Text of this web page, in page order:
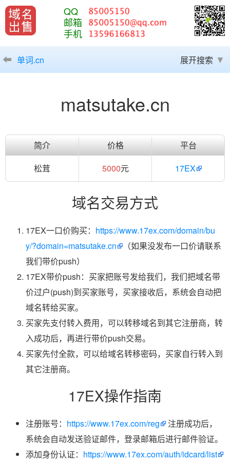
QQ
邮箱
手机
单词.cn 展开搜索
matsutake.cn
简介 价格
平台
松茸
5000元 17EX
域名交易方式
17EX一口价购买： https://www.17ex.com/domain/bu
y/?domain=matsutake.cn
（如果没发布一口价请联系
我们带价push）
17EX带价push：买家把账号发给我们，我们把域名带
价过户(push)到买家账号，买家接收后，系统会自动把
域名转给买家。
买家先支付转入费用，可以转移域名到其它注册商，转
入成功后，再进行带价push交易。
买家先付全款，可以给域名转移密码，买家自行转入到
其它注册商。
17EX操作指南
注册账号： https://www.17ex.com/reg
注册成功后，
系统会自动发送验证邮件，登录邮箱后进行邮件验证。
添加身份认证： https://www.17ex.com/auth/idcard/list